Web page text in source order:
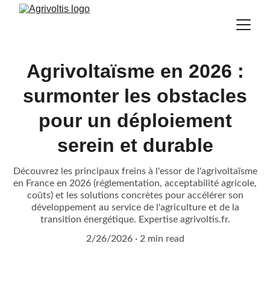
Agrivoltaïsme en 2026 :
surmonter les obstacles
pour un déploiement
serein et durable
Découvrez les principaux freins à l'essor de l'agrivoltaïsme
en France en 2026 (réglementation, acceptabilité agricole,
coûts) et les solutions concrètes pour accélérer son
développement au service de l'agriculture et de la
transition énergétique. Expertise agrivoltis.fr.
2/26/2026
2 min read